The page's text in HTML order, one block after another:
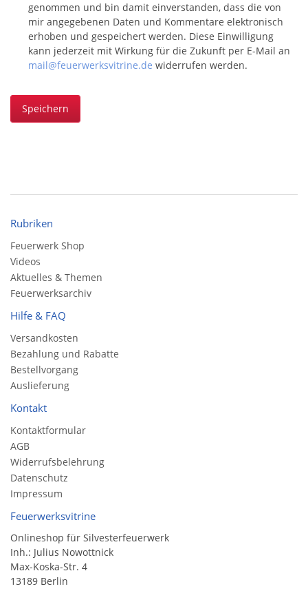
genommen und bin damit einverstanden, dass die von
mir angegebenen Daten und Kommentare elektronisch
erhoben und gespeichert werden. Diese Einwilligung
kann jederzeit mit Wirkung für die Zukunft per E-Mail an
mail@feuerwerksvitrine.de widerrufen werden.
Speichern
Rubriken
Feuerwerk Shop
Videos
Aktuelles & Themen
Feuerwerksarchiv
Hilfe & FAQ
Versandkosten
Bezahlung und Rabatte
Bestellvorgang
Auslieferung
Kontakt
Kontaktformular
AGB
Widerrufsbelehrung
Datenschutz
Impressum
Feuerwerksvitrine
Onlineshop für Silvesterfeuerwerk
Inh.: Julius Nowottnick
Max-Koska-Str. 4
13189 Berlin